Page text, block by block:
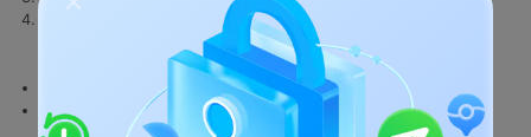
삭제 이전 날짜의 백업을 선택해 복원을 완료합니다.
암호화 백업을 사용했다면 백업 암호가 필요합니다.
복원은 기기 데이터가 백업 시점으로 덮어써질 수 있습니다.